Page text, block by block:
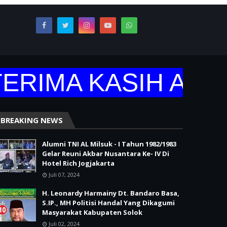
KASIH ATAS
BREAKING NEWS
Alumni TNI AL Milsuk - I Tahun 1982/1983
Gelar Reuni Akbar Nusantara Ke- IV Di
Hotel Rich Jogjakarta
Juli 07, 2024
H. Leonardy Harmainy Dt. Bandaro Basa,
S.IP., MH Politisi Handal Yang Dikagumi
Masyarakat Kabupaten Solok
Juli 02, 2024